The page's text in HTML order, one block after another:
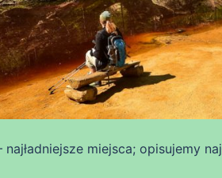
najładniejsze miejsca; opisujemy